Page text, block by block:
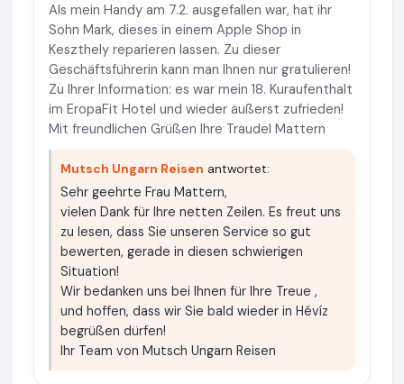
Als mein Handy am 7.2. ausgefallen war, hat ihr
Sohn Mark, dieses in einem Apple Shop in
Keszthely reparieren lassen. Zu dieser
Geschäftsführerin kann man Ihnen nur gratulieren!
Zu Ihrer Information: es war mein 18. Kuraufenthalt
im EropaFit Hotel und wieder äußerst zufrieden!
Mit freundlichen Grüßen Ihre Traudel Mattern
Mutsch Ungarn Reisen antwortet:
Sehr geehrte Frau Mattern,
vielen Dank für Ihre netten Zeilen. Es freut uns
zu lesen, dass Sie unseren Service so gut
bewerten, gerade in diesen schwierigen
Situation!
Wir bedanken uns bei Ihnen für Ihre Treue ,
und hoffen, dass wir Sie bald wieder in Hévíz
begrüßen dürfen!
Ihr Team von Mutsch Ungarn Reisen